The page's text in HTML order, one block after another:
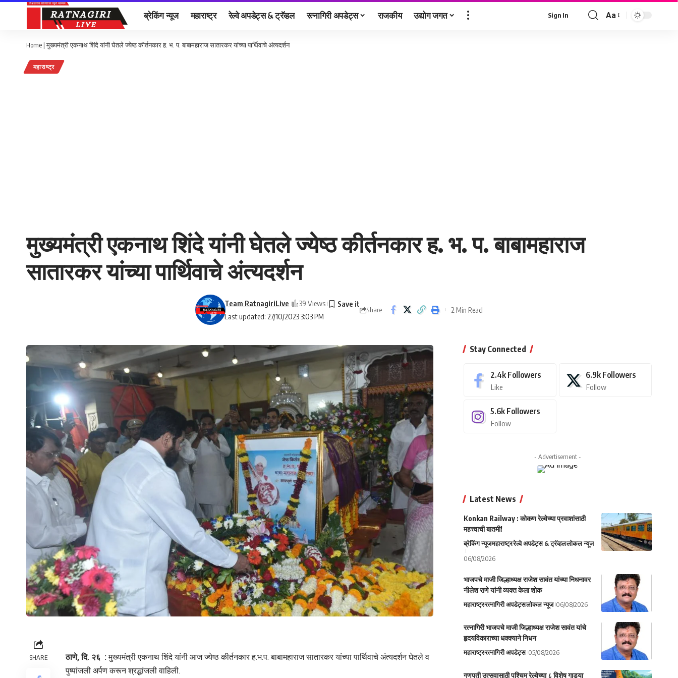
ब्रेकिंग न्यूज महाराष्ट्र रेल्वे अपडेट्स & ट्रॅव्हल रत्नागिरी अपडेट्स राजकीय उद्योग जगत Sign In
Font
Aa
Home |मुख्यमंत्री एकनाथ शिंदे यांनी घेतले ज्येष्ठ कीर्तनकार ह. भ. प. बाबामहाराज सातारकर यांच्या पार्थिवाचे अंत्यदर्शन
महाराष्ट्र
मुख्यमंत्री एकनाथ शिंदे यांनी घेतले ज्येष्ठ कीर्तनकार ह. भ. प. बाबामहाराज
सातारकर यांच्या पार्थिवाचे अंत्यदर्शन
Last updated: 27/10/2023 3:03 PM
Team RatnagiriLive 39 Views
Share 2 Min Read
SHARE ठाणे, दि. २६ :मुख्यमंत्री एकनाथ शिंदे यांनी आज ज्येष्ठ कीर्तनकार ह.भ.प. बाबामहाराज सातारकर यांच्या पार्थिवाचे अंत्यदर्शन घेतले व
पुष्पांजली अर्पण करून श्रद्धांजली वाहिली.
Stay Connected
2.4k Followers
Like
6.9k Followers
Follow
5.6k Followers
Follow
- Advertisement -
Latest News
Konkan Railway : कोकण रेल्वेच्या प्रवाशांसाठी
महत्त्वाची बातमी!
ब्रेकिंग न्यूजमहाराष्ट्ररेल्वे अपडेट्स & ट्रॅव्हललोकल न्यूज
06/08/2026
भाजपचे माजी जिल्हाध्यक्ष राजेश सावंत यांच्या निधनावर
नीलेश राणे यांनी व्यक्त केला शोक
महाराष्ट्ररत्नागिरी अपडेट्सलोकल न्यूज 06/08/2026
रत्नागिरी भाजपचे माजी जिल्हाध्यक्ष राजेश सावंत यांचे
हृदयविकाराच्या धक्क्याने निधन
महाराष्ट्ररत्नागिरी अपडेट्स 05/08/2026
गणपती उत्सवासाठी पश्चिम रेल्वेच्या ८ विशेष गाड्या